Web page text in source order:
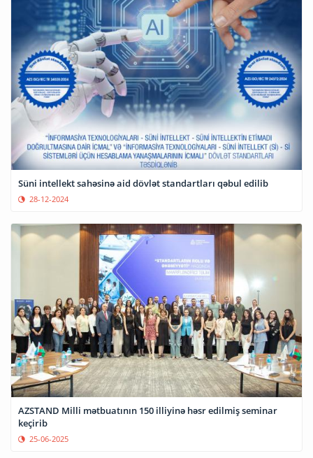
Süni intellekt sahəsinə aid dövlət standartları qəbul edilib
28-12-2024
AZSTAND Milli mətbuatının 150 illiyinə həsr edilmiş seminar
keçirib
25-06-2025